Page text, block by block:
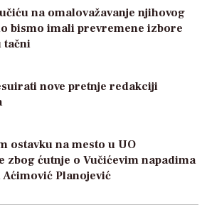
na omalovažavanje njihovog
bismo imali prevremene izbore
tačni
nove pretnje redakciji
ostavku na mesto u UO
zbog ćutnje o Vučićevim napadima
Planojević